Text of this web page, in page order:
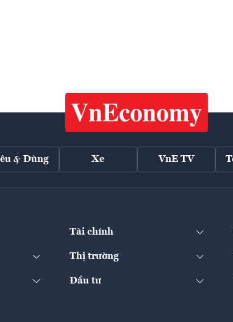
& Dùng Xe VnE TV
Tài chính
Thị trường
Đầu tư